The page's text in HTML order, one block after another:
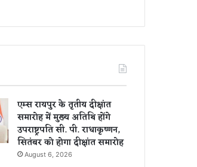
एम्स रायपुर के तृतीय दीक्षांत
समारोह में मुख्य अतिथि होंगे
उपराष्ट्रपति सी. पी. राधाकृष्णन,
सितंबर को होगा दीक्षांत समारोह
August 6, 2026